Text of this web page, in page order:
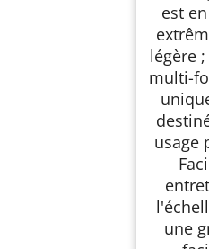
est
légère
multi-
usage
une